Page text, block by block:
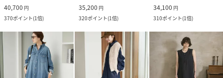
40,700 円
370ポイント(1倍)
35,200 円
320ポイント(1倍)
34,100 円
310ポイント(1倍)